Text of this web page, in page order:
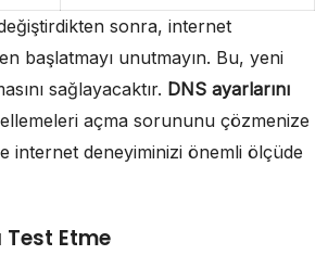
sonra, internet
başlatmayı unutmayın. Bu, yeni
sağlayacaktır. DNS ayarlarını
açma sorununu çözmenize
internet deneyiminizi önemli ölçüde
Test Etme